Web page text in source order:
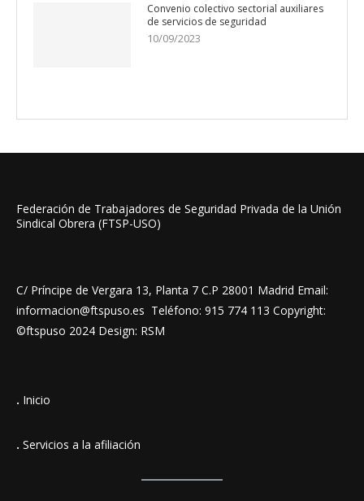
Convenio colectivo sectorial auxiliares
de servicios de seguridad
10/09/2023
Federación de Trabajadores de Seguridad Privada de la Unión
Sindical Obrera (FTSP-USO)
C/ Príncipe de Vergara 13, Planta 7 C.P 28001 Madrid Email:
informacion@ftspuso.es Teléfono: 915 774 113 Copyright:
©ftspuso 2024 Design: RSM
. Inicio
. Servicios a la afiliación